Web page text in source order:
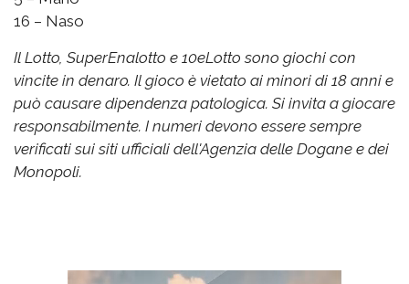
16 – Naso
Il Lotto, SuperEnalotto e 10eLotto sono giochi con
vincite in denaro. Il gioco è vietato ai minori di 18 anni e
può causare dipendenza patologica. Si invita a giocare
responsabilmente. I numeri devono essere sempre
verificati sui siti ufficiali dell'Agenzia delle Dogane e dei
Monopoli.